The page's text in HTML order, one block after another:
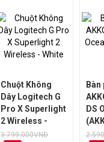
Chuột Không
Dây Logitech G
Pro X Superlight
2 Wireless -
White
3.799.000VNĐ
DS